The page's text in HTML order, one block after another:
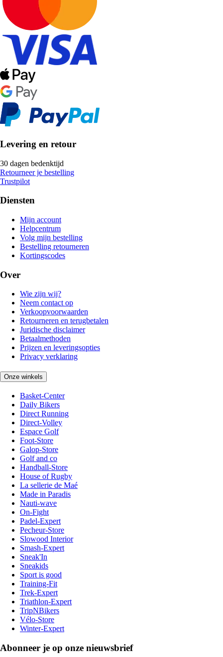
Levering en retour
30 dagen bedenktijd
Retourneer je bestelling
Trustpilot
Diensten
Mijn account
Helpcentrum
Volg mijn bestelling
Bestelling retourneren
Kortingscodes
Over
Wie zijn wij?
Neem contact op
Verkoopvoorwaarden
Retourneren en terugbetalen
Juridische disclaimer
Betaalmethoden
Prijzen en leveringsopties
Privacy verklaring
Onze winkels
Basket-Center
Daily Bikers
Direct Running
Direct-Volley
Espace Golf
Foot-Store
Galop-Store
Golf and co
Handball-Store
House of Rugby
La sellerie de Maé
Made in Paradis
Nauti-wave
On-Fight
Padel-Expert
Pecheur-Store
Slowood Interior
Smash-Expert
Sneak'In
Sneakids
Sport is good
Training-Fit
Trek-Expert
Triathlon-Expert
TripNBikers
Vélo-Store
Winter-Expert
Abonneer je op onze nieuwsbrief